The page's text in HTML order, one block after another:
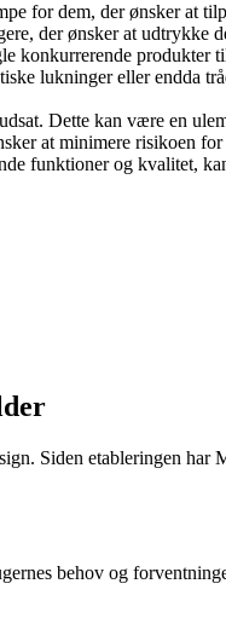
for dem, der ønsker at
der ønsker at udtrykke
konkurrerende
lukninger eller endda
Dette kan være en
at minimere risikoen for
funktioner og kvalitet,
Siden etableringen har
behov og